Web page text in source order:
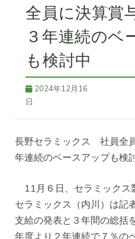
全員に決算賞
３年連続のベ
も検討中
2024年12月16
日
長野セラミックス 社員全
年連続のベースアップも検
11月６日、セラミックス
セラミックス（内川）は記
支給の発表と３年間の総括
年度より２年連続で７％の